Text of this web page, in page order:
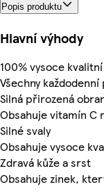
Popis produktu
Hlavní výhody
100% vysoce
Všechny
Silná přirozená
Obsahuje vitamín C
Silné svaly
Obsahuje vysoce
Zdravá kůže a srst
Obsahuje zinek,